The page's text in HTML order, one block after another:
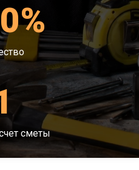
сметы